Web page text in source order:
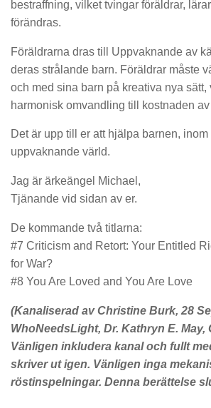
bestraffning, vilket tvingar föräldrar,
förändras.
Föräldrarna dras till Uppvaknande av
deras strålande barn. Föräldrar måste
och med sina barn på kreativa nya sätt,
harmonisk omvandling till kostnaden
Det är upp till er att hjälpa barnen, inom
uppvaknande värld.
Jag är ärkeängel Michael,
Tjänande vid sidan av er.
De kommande två titlarna:
#7 Criticism and Retort: Your Entitled
for War?
#8 You Are Loved and You Are Love
(Kanaliserad av Christine Burk, 28
WhoNeedsLight, Dr. Kathryn E. May,
Vänligen inkludera kanal och fullt
skriver ut igen. Vänligen inga
röstinspelningar. Denna berättelse